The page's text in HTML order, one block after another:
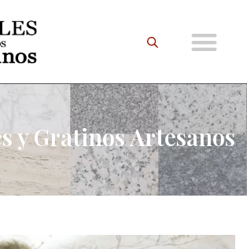
y Gratinos Artesanos